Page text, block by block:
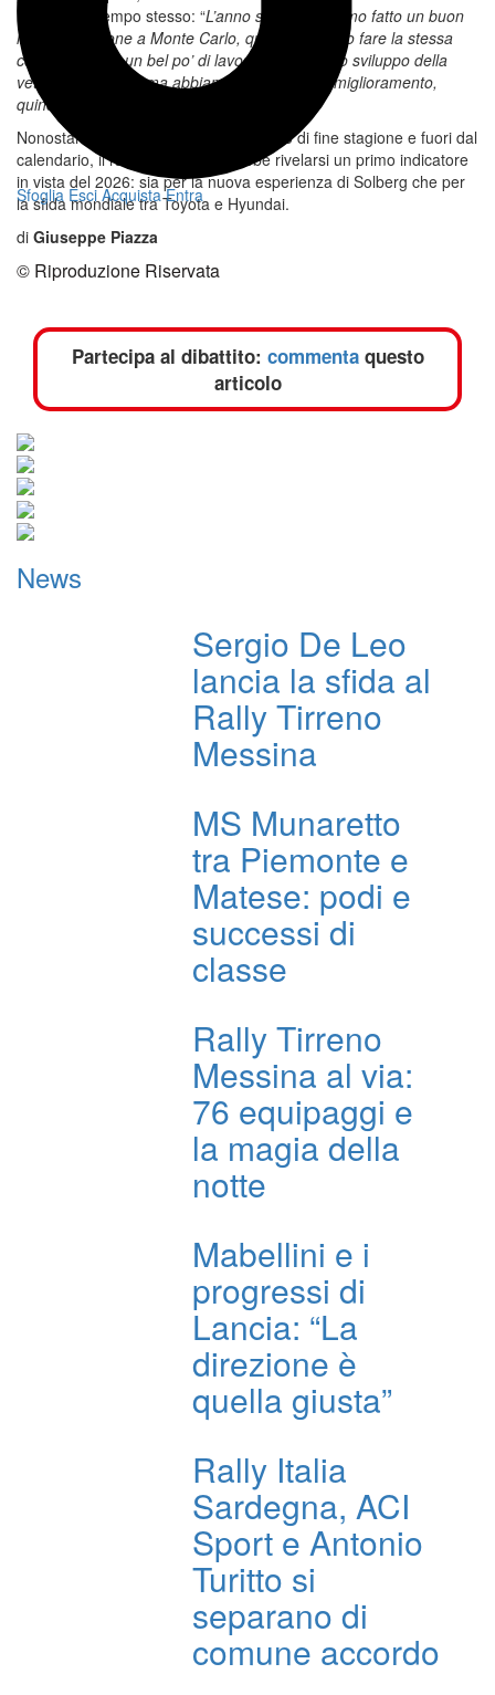
Sfoglia Esci Acquista Entra
realismo al tempo stesso: “L’anno scorso abbiamo fatto un buon
inizio di stagione a Monte Carlo, quindi vogliamo fare la stessa
cosa. Abbiamo un bel po’ di lavoro da fare sullo sviluppo della
vettura su asfalto, ma abbiamo visto qualche miglioramento,
quindi sono abbastanza fiducioso
Nonostante si tratti di un appuntamento di fine stagione e fuori dal
calendario, il rally francese potrebbe rivelarsi un primo indicatore
in vista del 2026: sia per la nuova esperienza di Solberg che per
la sfida mondiale tra Toyota e Hyundai.
di Giuseppe Piazza
© Riproduzione Riservata
Partecipa al dibattito: commentaquesto
articolo
News
Sergio De Leo
lancia la sfida al
Rally Tirreno
Messina
MS Munaretto
tra Piemonte e
Matese: podi e
successi di
classe
Rally Tirreno
Messina al via:
76 equipaggi e
la magia della
notte
Mabellini e i
progressi di
Lancia: “La
direzione è
quella giusta”
Rally Italia
Sardegna, ACI
Sport e Antonio
Turitto si
separano di
comune accordo